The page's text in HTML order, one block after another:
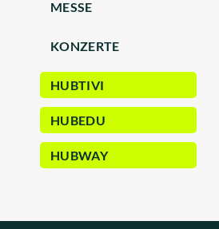
MESSE
KONZERTE
HUBTIVI
HUBEDU
HUBWAY